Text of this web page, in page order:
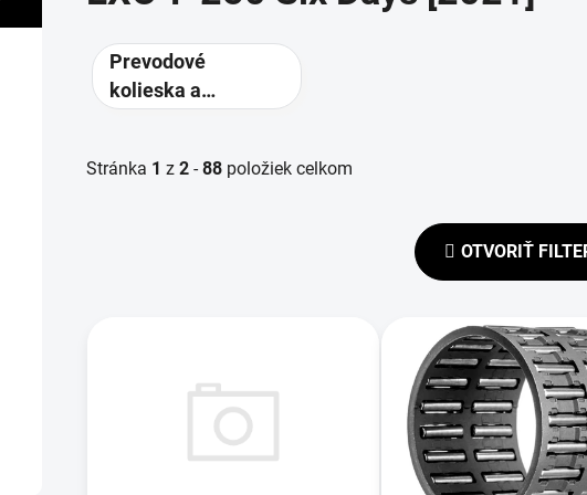
Prevodové
kolieska a
prevody
Stránka 1 z 2 -88 položiek celkom
OTVORIŤ